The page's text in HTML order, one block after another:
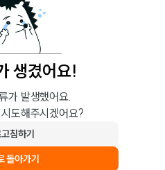
생겼어요!
가 발생했어요.
도해주시겠어요?
침하기
돌아가기